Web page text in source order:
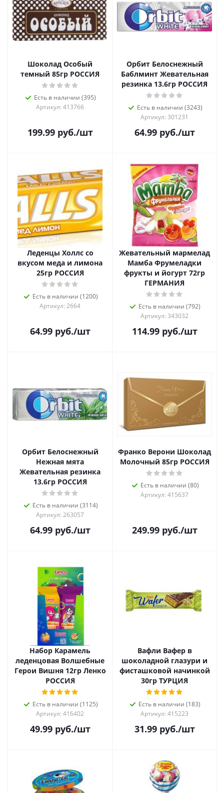
Шоколад Особый
темный 85гр РОССИЯ
Есть в наличии (395)
Артикул: 413766
199.99руб./шт
Орбит Белоснежный
Баблминт Жевательная
резинка 13.6гр РОССИЯ
Есть в наличии (3243)
Артикул: 301231
64.99руб./шт
Леденцы Холлс со
вкусом меда и лимона
25гр РОССИЯ
Есть в наличии (1200)
Артикул: 2664
64.99руб./шт
Жевательный мармелад
Мамба Фрумеладки
фрукты и йогурт 72гр
ГЕРМАНИЯ
Есть в наличии (792)
Артикул: 343032
114.99руб./шт
Орбит Белоснежный
Нежная мята
Жевательная резинка
13.6гр РОССИЯ
Есть в наличии (3114)
Артикул: 263057
64.99руб./шт
Франко Верони Шоколад
Молочный 85гр РОССИЯ
Есть в наличии (80)
Артикул: 415637
249.99руб./шт
Набор Карамель
леденцовая Волшебные
Герои Вишня 12гр Ленко
РОССИЯ
Есть в наличии (1125)
Артикул: 416402
49.99руб./шт
Вафли Вафер в
шоколадной глазури и
фисташковой начинкой
30гр ТУРЦИЯ
Есть в наличии (183)
Артикул: 415223
31.99руб./шт